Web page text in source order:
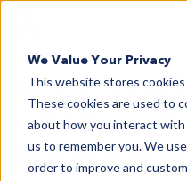
We Value Your Privacy
This website stores
These cookies are used to
about how you interact
us to remember you. We
order to improve and
简
All
HCC PDX
（FAD）亚
患者的抗癌